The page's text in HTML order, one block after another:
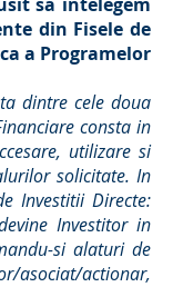
din Fisele de
a Programelor
dintre cele doua
consta in
utilizare si
solicitate. In
Investitii Directe:
Investitor in
si alaturi de
asociat/actionar,